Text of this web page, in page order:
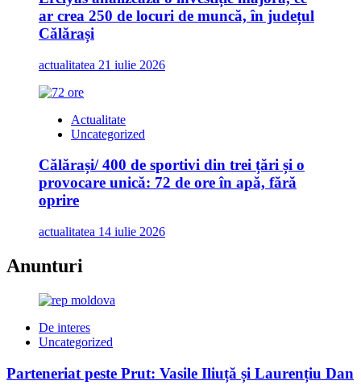
ar crea 250 de locuri de muncă, în județul
Călărași
actualitatea 21 iulie 2026
Actualitate
Uncategorized
Călărași/ 400 de sportivi din trei țări și o
provocare unică: 72 de ore în apă, fără
oprire
actualitatea 14 iulie 2026
Anunturi
De interes
Uncategorized
Parteneriat peste Prut: Vasile Iliuță și Laurențiu Dan